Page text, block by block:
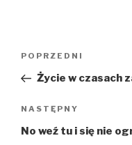
Nawigacja
wpisu
Poprzedni
wpis
POPRZEDNI
Życie w czasach
Następny
wpis
NASTĘPNY
No weź tu i się nie